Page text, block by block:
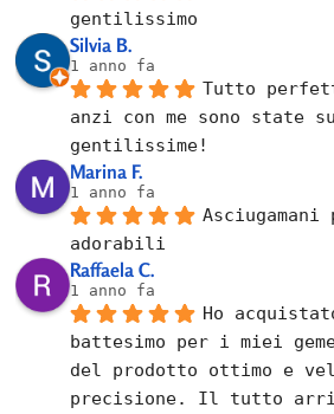
gentilissimo
Silvia B.
1 anno fa
Tutto
anzi con me sono state
gentilissime!
Marina F.
1 anno fa
adorabili
Raffaela C.
1 anno fa
Ho
battesimo per i miei
del prodotto ottimo e
precisione. Il tutto